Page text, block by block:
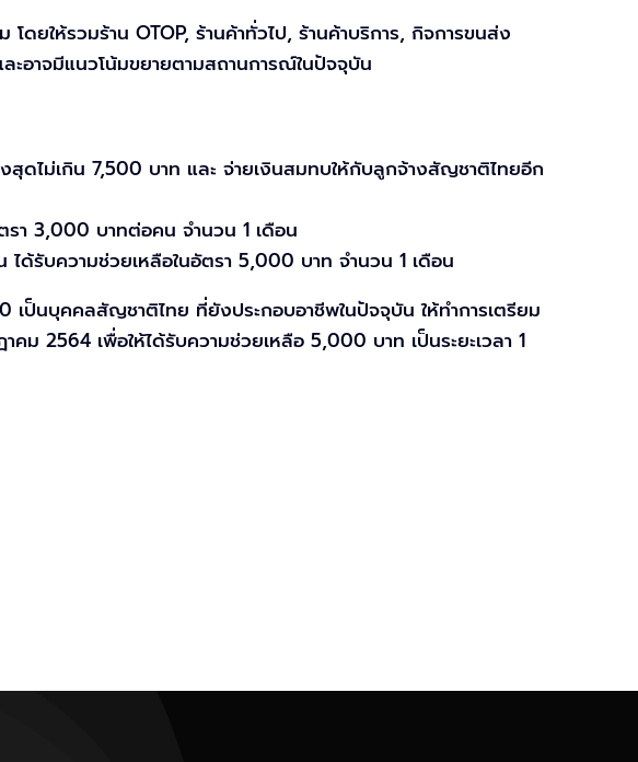
ดยให้รวมร้าน OTOP, ร้านค้าทั่วไป, ร้านค้าบริการ, กิจการขนส่ง
ะอาจมีแนวโน้มขยายตามสถานการณ์ในปัจจุบัน
สุดไม่เกิน 7,500 บาท และ จ่ายเงินสมทบให้กับลูกจ้างสัญชาติไทยอีก
รา 3,000 บาทต่อคน จำนวน 1 เดือน
ด้รับความช่วยเหลือในอัตรา 5,000 บาท จำนวน 1 เดือน
เป็นบุคคลสัญชาติไทย ที่ยังประกอบอาชีพในปัจจุบัน ให้ทำการเตรียม
ม 2564 เพื่อให้ได้รับความช่วยเหลือ 5,000 บาท เป็นระยะเวลา 1